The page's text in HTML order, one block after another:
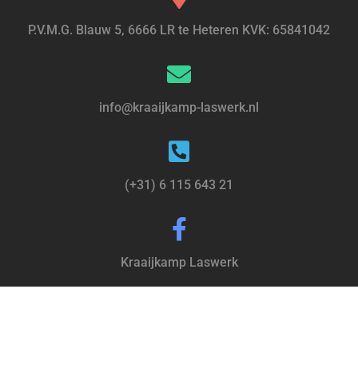
P.V.M.G. Blauw 5, 6666 LR te Heteren KVK: 65841042
info@kraaijkamp-laswerk.nl
(+31) 6 115 643 21
Kraaijkamp Laswerk